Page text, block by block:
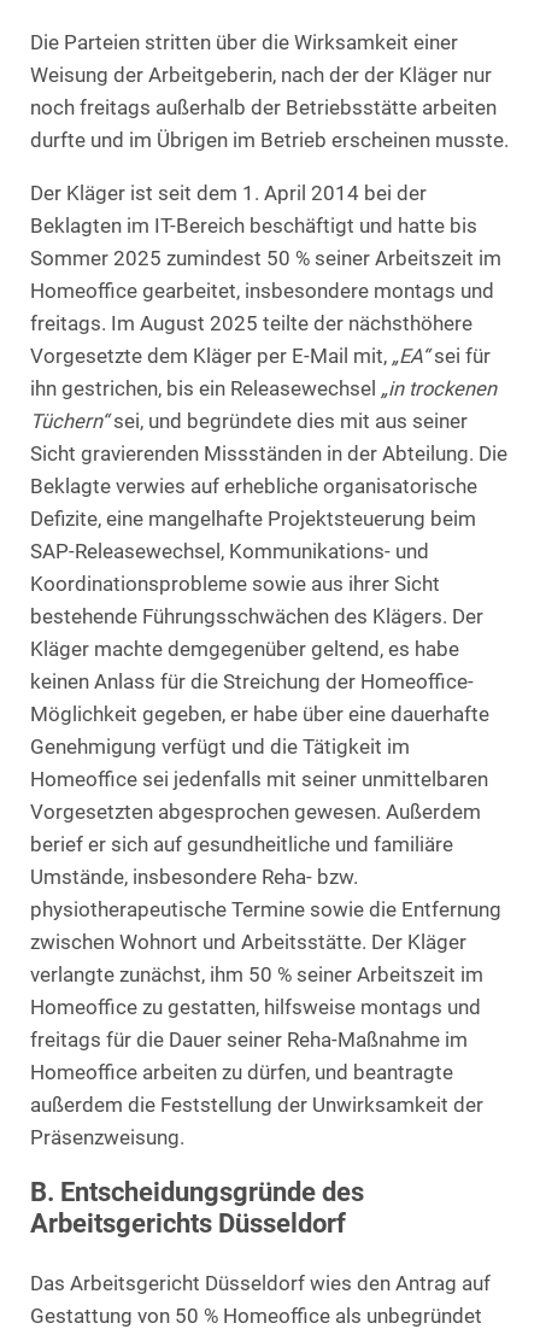
Die Parteien stritten über die Wirksamkeit einer
Weisung der Arbeitgeberin, nach der der Kläger nur
noch freitags außerhalb der Betriebsstätte arbeiten
durfte und im Übrigen im Betrieb erscheinen musste.
Der Kläger ist seit dem 1. April 2014 bei der
Beklagten im IT-Bereich beschäftigt und hatte bis
Sommer 2025 zumindest 50 % seiner Arbeitszeit im
Homeoffice gearbeitet, insbesondere montags und
freitags. Im August 2025 teilte der nächsthöhere
Vorgesetzte dem Kläger per E-Mail mit, „EA“sei für
ihn gestrichen, bis ein Releasewechsel „in trockenen
Tüchern“sei, und begründete dies mit aus seiner
Sicht gravierenden Missständen in der Abteilung. Die
Beklagte verwies auf erhebliche organisatorische
Defizite, eine mangelhafte Projektsteuerung beim
SAP-Releasewechsel, Kommunikations- und
Koordinationsprobleme sowie aus ihrer Sicht
bestehende Führungsschwächen des Klägers. Der
Kläger machte demgegenüber geltend, es habe
keinen Anlass für die Streichung der Homeoffice-
Möglichkeit gegeben, er habe über eine dauerhafte
Genehmigung verfügt und die Tätigkeit im
Homeoffice sei jedenfalls mit seiner unmittelbaren
Vorgesetzten abgesprochen gewesen. Außerdem
berief er sich auf gesundheitliche und familiäre
Umstände, insbesondere Reha- bzw.
physiotherapeutische Termine sowie die Entfernung
zwischen Wohnort und Arbeitsstätte. Der Kläger
verlangte zunächst, ihm 50 % seiner Arbeitszeit im
Homeoffice zu gestatten, hilfsweise montags und
freitags für die Dauer seiner Reha-Maßnahme im
Homeoffice arbeiten zu dürfen, und beantragte
außerdem die Feststellung der Unwirksamkeit der
Präsenzweisung.
B. Entscheidungsgründe des
Arbeitsgerichts Düsseldorf
Das Arbeitsgericht Düsseldorf wies den Antrag auf
Gestattung von 50 % Homeoffice als unbegründet